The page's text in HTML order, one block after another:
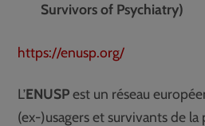
Survivors of Psychiatry)
https://enusp.org/
L’ENUSPest un réseau
(ex-)usagers et survivants de